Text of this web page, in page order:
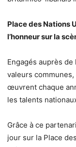
Place des Nations
l’honneur sur la
Engagés auprès
valeurs communes,
œuvrent chaque
les talents
Grâce à ce
jour sur la Place